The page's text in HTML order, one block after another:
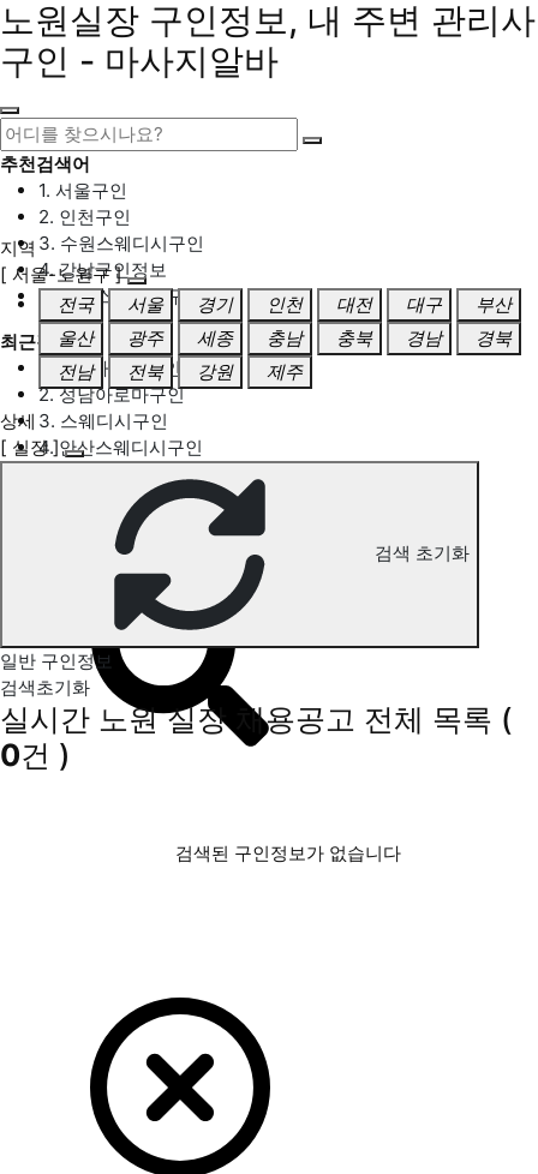
노원실장 구인정보, 내 주변 관리사
구인 - 마사지알바
추천검색어
1. 서울구인
2. 인천구인
3. 수원스웨디시구인
4. 강남구인정보
5. 동탄스웨디시구인
최근검색어
1. 일산마사지구인
2. 성남아로마구인
3. 스웨디시구인
4. 안산스웨디시구인
노원 실장 구인정보
지역
[ 서울-노원구 ]
전국
서울 경기 인천 대전 대구
부산
울산
광주 세종 충남 충북 경남
경북
전남
전북 강원 제주
상세
[ 실장 ]
검색 초기화
일반 구인정보
검색초기화
실시간 노원 실장 채용공고 전체 목록 (
0건 )
검색된 구인정보가 없습니다